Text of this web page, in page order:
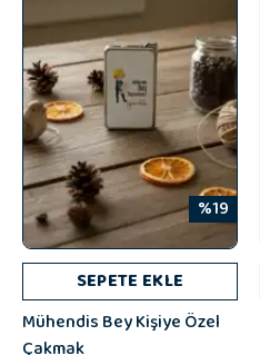
%19
SEPETE EKLE
Mühendis Bey Kişiye Özel